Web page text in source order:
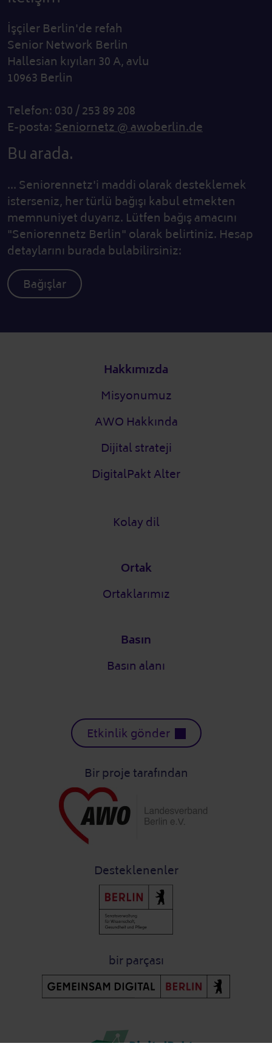
İşçiler Berlin'de refah
Senior Network Berlin
Hallesian kıyıları 30 A, avlu
10963 Berlin
Telefon: 030 / 253 89 208
E-posta:Seniornetz @ awoberlin.de
Bu arada.
... Seniorennetz'i maddi olarak desteklemek
isterseniz, her türlü bağışı kabul etmekten
memnuniyet duyarız. Lütfen bağış amacını
"Seniorennetz Berlin" olarak belirtiniz. Hesap
detaylarını burada bulabilirsiniz:
Bağışlar
Hakkımızda
Misyonumuz
AWO Hakkında
Dijital strateji
DigitalPakt Alter
Kolay dil
Ortak
Ortaklarımız
Basın
Basın alanı
Etkinlik gönder
Bir proje tarafından
Desteklenenler
bir parçası